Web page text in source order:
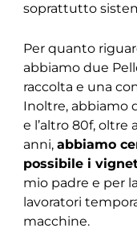
soprattutto
Per quanto
abbiamo due
raccolta e una
Inoltre, abbiamo
e l’altro 80f,
anni, abbiamo
possibile i
mio padre e per
lavoratori
macchine.